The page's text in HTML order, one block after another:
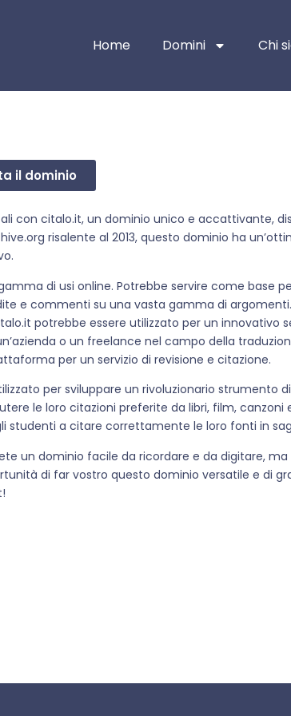
Home Domini Chi
il dominio
con citalo.it, un dominio unico e accattivante,
risalente al 2013, questo dominio ha
di usi online. Potrebbe servire come base
e commenti su una vasta gamma di
potrebbe essere utilizzato per un innovativo
o un freelance nel campo della
per un servizio di revisione e citazione.
per sviluppare un rivoluzionario strumento
le loro citazioni preferite da libri, film, canzoni
studenti a citare correttamente le loro fonti in
un dominio facile da ricordare e da digitare, ma
di far vostro questo dominio versatile e di